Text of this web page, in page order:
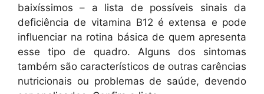
baixíssimos – a lista de possíveis sinais da
deficiência de vitamina B12 é extensa e pode
influenciar na rotina básica de quem apresenta
esse tipo de quadro. Alguns dos sintomas
também são característicos de outras carências
nutricionais ou problemas de saúde, devendo